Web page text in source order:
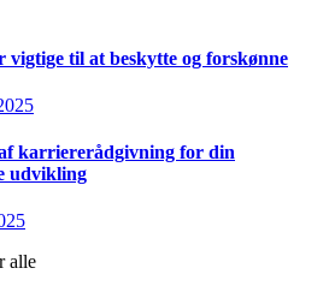
vigtige til at beskytte og forskønne
karriererådgivning for din
udvikling
alle